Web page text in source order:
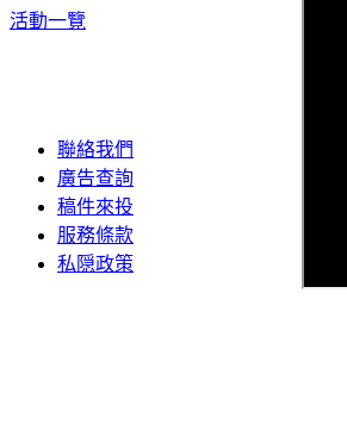
活動一覽
聯絡我們
廣告查詢
稿件來投
服務條款
私隠政策